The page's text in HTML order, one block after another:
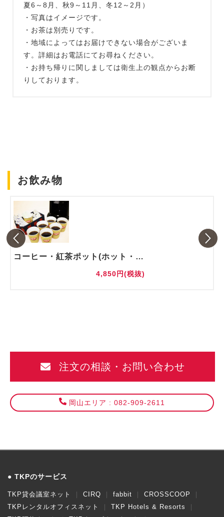
夏6～8月、秋9～11月、冬12～2月）
・写真はイメージです。
・お茶は別売りです。
・地域によってはお届けできない場合がございま
す。詳細はお電話にてお尋ねください。
・お持ち帰りに関しましては衛生上の観点からお断
りしております。
お飲み物
コーヒー・紅茶ポット(ホット・アイス)
4,850円(税抜)
注文の相談・お問い合わせ
岡山エリア : 082-909-2611
TKPのサービス
TKP貸会議室ネット CIRQ fabbit
CROSSCOOP
TKPレンタルオフィスネット
TKP Hotels & Resorts